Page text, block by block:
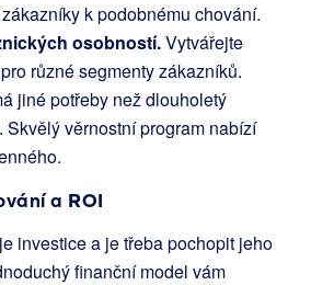
k podobnému chování.
osobností.Vytvářejte
různé segmenty zákazníků.
jiné potřeby než dlouholetý
Skvělý věrnostní program nabízí
a ROI
investice a je třeba pochopit jeho
finanční model vám